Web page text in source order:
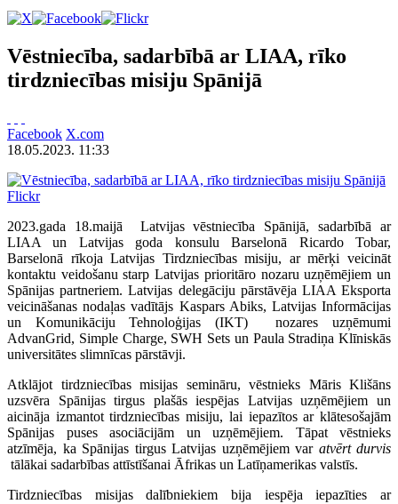
Vēstniecība, sadarbībā ar LIAA, rīko
tirdzniecības misiju Spānijā
Facebook X.com
18.05.2023. 11:33
Flickr
2023.gada 18.maijā Latvijas vēstniecība Spānijā, sadarbībā ar
LIAA un Latvijas goda konsulu Barselonā Ricardo Tobar,
Barselonā rīkoja Latvijas Tirdzniecības misiju, ar mērķi veicināt
kontaktu veidošanu starp Latvijas prioritāro nozaru uzņēmējiem un
Spānijas partneriem. Latvijas delegāciju pārstāvēja LIAA Eksporta
veicināšanas nodaļas vadītājs Kaspars Abiks, Latvijas Informācijas
un Komunikāciju Tehnoloģijas (IKT) nozares uzņēmumi
AdvanGrid, Simple Charge, SWH Sets un Paula Stradiņa Klīniskās
universitātes slimnīcas pārstāvji.
Atklājot tirdzniecības misijas semināru, vēstnieks Māris Klišāns
uzsvēra Spānijas tirgus plašās iespējas Latvijas uzņēmējiem un
aicināja izmantot tirdzniecības misiju, lai iepazītos ar klātesošajām
Spānijas puses asociācijām un uzņēmējiem. Tāpat vēstnieks
atzīmēja, ka Spānijas tirgus Latvijas uzņēmējiem var atvērt durvis
tālākai sadarbības attīstīšanai Āfrikas un Latīņamerikas valstīs.
Tirdzniecības misijas dalībniekiem bija iespēja iepazīties ar